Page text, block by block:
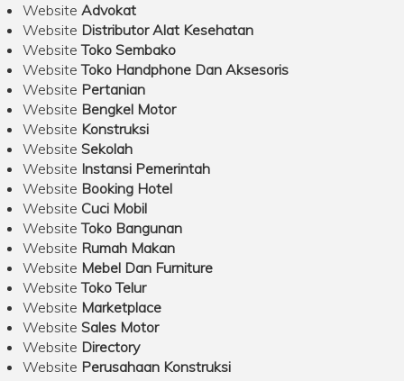
Website Advokat
Website Distributor Alat Kesehatan
WebsiteToko Sembako
WebsiteToko Handphone Dan Aksesoris
Website Pertanian
Website Bengkel Motor
Website Konstruksi
Website Sekolah
Website Instansi Pemerintah
Website Booking Hotel
Website Cuci Mobil
WebsiteToko Bangunan
Website Rumah Makan
Website Mebel Dan Furniture
WebsiteToko Telur
Website Marketplace
Website Sales Motor
Website Directory
Website Perusahaan Konstruksi